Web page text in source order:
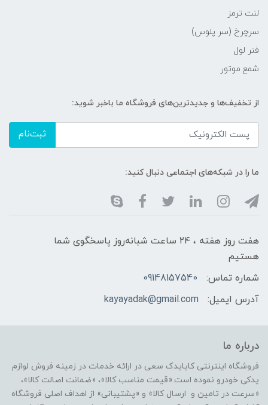
لنت ترمز
سرچرخ (سر پلوس)
فنر لول
شمع موتور
از تخفیف‌ها و جدیدترین‌های فروشگاه ما باخبر شوید:
ثبت‌نام
ما را در شبکه‌های اجتماعی دنبال کنید:
هفت روز هفته ، ۲۴ ساعت شبانه‌روز پاسخگوی شما
هستیم
شماره تماس:
09148157540
آدرس ایمیل:
kayayadak@gmail.com
درباره ما
فروشگاه اینترنتی کایایدک سعی در ارائه خدمات در زمینه فروش لوازم
یدکی خودرو نموده است.«قیمت مناسب کالا»، «ضمانت اصالت کالا»،
«سرعت در تامین و ارسال کالا» و «پشتیبانی» از اهداف اصلی فروشگاه